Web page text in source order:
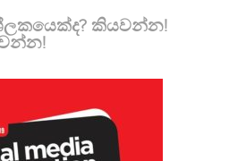
කියවන්න!